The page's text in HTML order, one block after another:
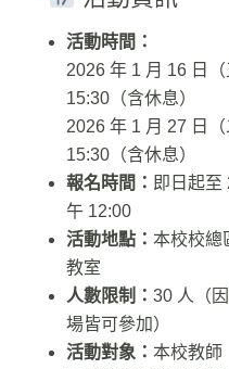
活動時間：
2026 年 1 月 16 日
15:30（含休息）
2026 年 1 月 27 日
15:30（含休息）
報名時間： 即日起至
午 12:00
活動地點： 本校校總
教室
人數限制： 30 人（
場皆可參加）
活動對象： 本校教師